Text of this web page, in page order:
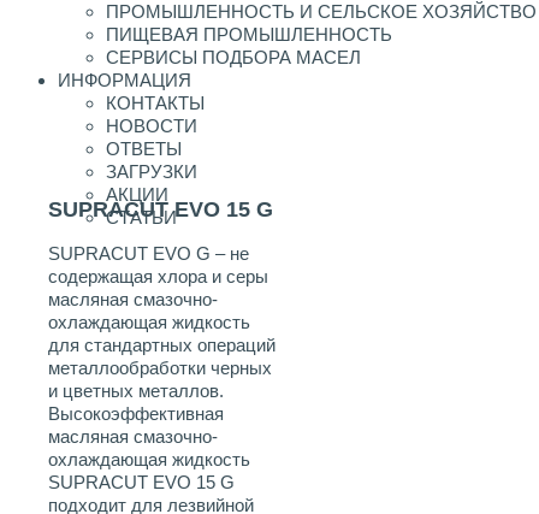
ПРОМЫШЛЕННОСТЬ И СЕЛЬСКОЕ ХОЗЯЙСТВО
ПИЩЕВАЯ ПРОМЫШЛЕННОСТЬ
СЕРВИСЫ ПОДБОРА МАСЕЛ
ИНФОРМАЦИЯ
КОНТАКТЫ
НОВОСТИ
ОТВЕТЫ
ЗАГРУЗКИ
АКЦИИ
СТАТЬИ
SUPRACUT EVO 15 G
SUPRACUT EVO G – не
содержащая хлора и серы
масляная смазочно-
охлаждающая жидкость
для стандартных операций
металлообработки черных
и цветных металлов.
Высокоэффективная
масляная смазочно-
охлаждающая жидкость
SUPRACUT EVO 15 G
подходит для лезвийной